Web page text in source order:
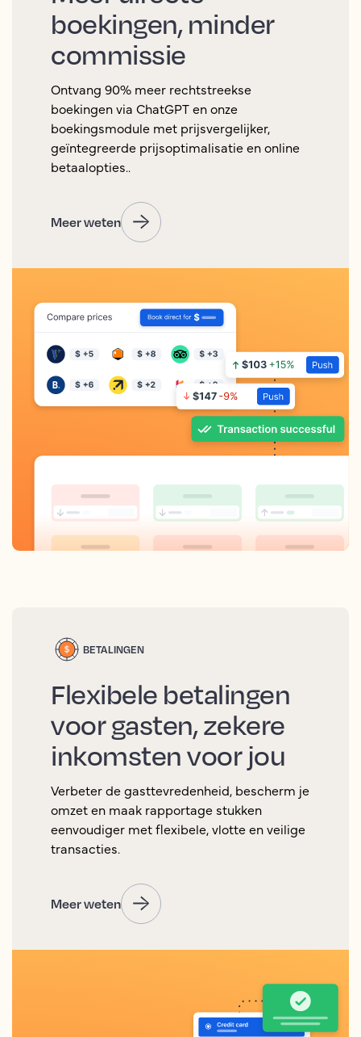
boekingen, minder
commissie
Ontvang 90% meer rechtstreekse
boekingen via ChatGPT en onze
boekingsmodule met prijsvergelijker,
geïntegreerde prijsoptimalisatie en online
betaalopties..
Meer weten
BETALINGEN
Flexibele betalingen
voor gasten, zekere
inkomsten voor jou
Verbeter de gasttevredenheid, bescherm je
omzet en maak rapportage stukken
eenvoudiger met flexibele, vlotte en veilige
transacties.
Meer weten